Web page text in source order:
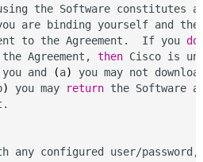
the Software constitutes
you are binding yourself and
to the Agreement.  If you do
Agreement, then Cisco is
and
(a)
you may not
) you may return the Software
any configured user/